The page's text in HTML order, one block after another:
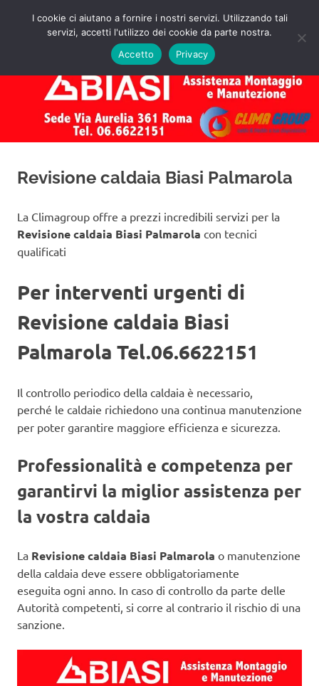
Assistenza
Caldaie
Biasi
Roma
Preventivo!
MENU
Revisione caldaia Biasi Palmarola
La Climagroup offre a prezzi incredibili servizi per la
Revisione caldaia Biasi Palmarola con tecnici
qualificati
Per interventi urgenti di
Revisione caldaia Biasi
Palmarola Tel.06.6622151
Il controllo periodico della caldaia è necessario,
perché le caldaie richiedono una continua manutenzione
per poter garantire maggiore efficienza e sicurezza.
Professionalità e competenza per
garantirvi la miglior assistenza per
la vostra caldaia
La Revisione caldaia Biasi Palmarola o manutenzione
della caldaia deve essere obbligatoriamente
eseguita ogni anno. In caso di controllo da parte delle
Autorità competenti, si corre al contrario il rischio di una
sanzione.
I cookie ci aiutano a fornire i nostri servizi. Utilizzando tali
servizi, accetti l'utilizzo dei cookie da parte nostra.
Accetto
Privacy